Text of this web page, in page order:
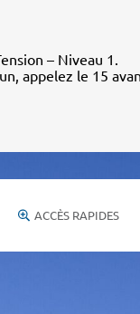
– Niveau 1.
appelez le 15
ACCÈS RAPIDES